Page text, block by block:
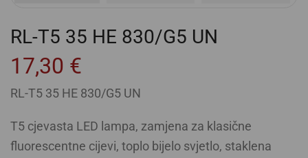
RL-T5 35 HE 830/G5 UN
17,30 €
RL-T5 35 HE 830/G5 UN
T5 cjevasta LED lampa, zamjena za klasične
fluorescentne cijevi, toplo bijelo svjetlo, staklena